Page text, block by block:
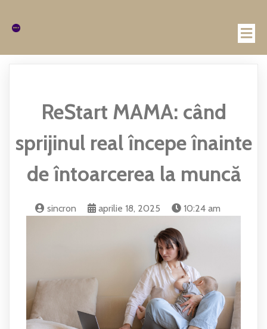
ReStart MAMA: când
sprijinul real începe înainte
de întoarcerea la muncă
sincron aprilie 18, 2025 10:24 am